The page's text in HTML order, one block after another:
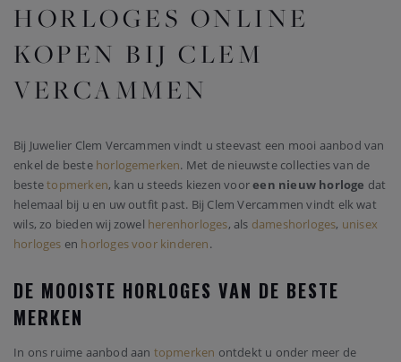
HORLOGES ONLINE
KOPEN BIJ CLEM
VERCAMMEN
Bij Juwelier Clem Vercammen vindt u steevast een mooi aanbod van
enkel de beste horlogemerken. Met de nieuwste collecties van de
bestetopmerken, kan u steeds kiezen vooreen nieuw horloge dat
helemaal bij u en uw outfit past. Bij Clem Vercammen vindt elk wat
wils, zo bieden wij zowel herenhorloges, als dameshorloges, unisex
horloges en horloges voor kinderen.
DE MOOISTE HORLOGES VAN DE BESTE
MERKEN
In ons ruime aanbod aan topmerken ontdekt u onder meer de